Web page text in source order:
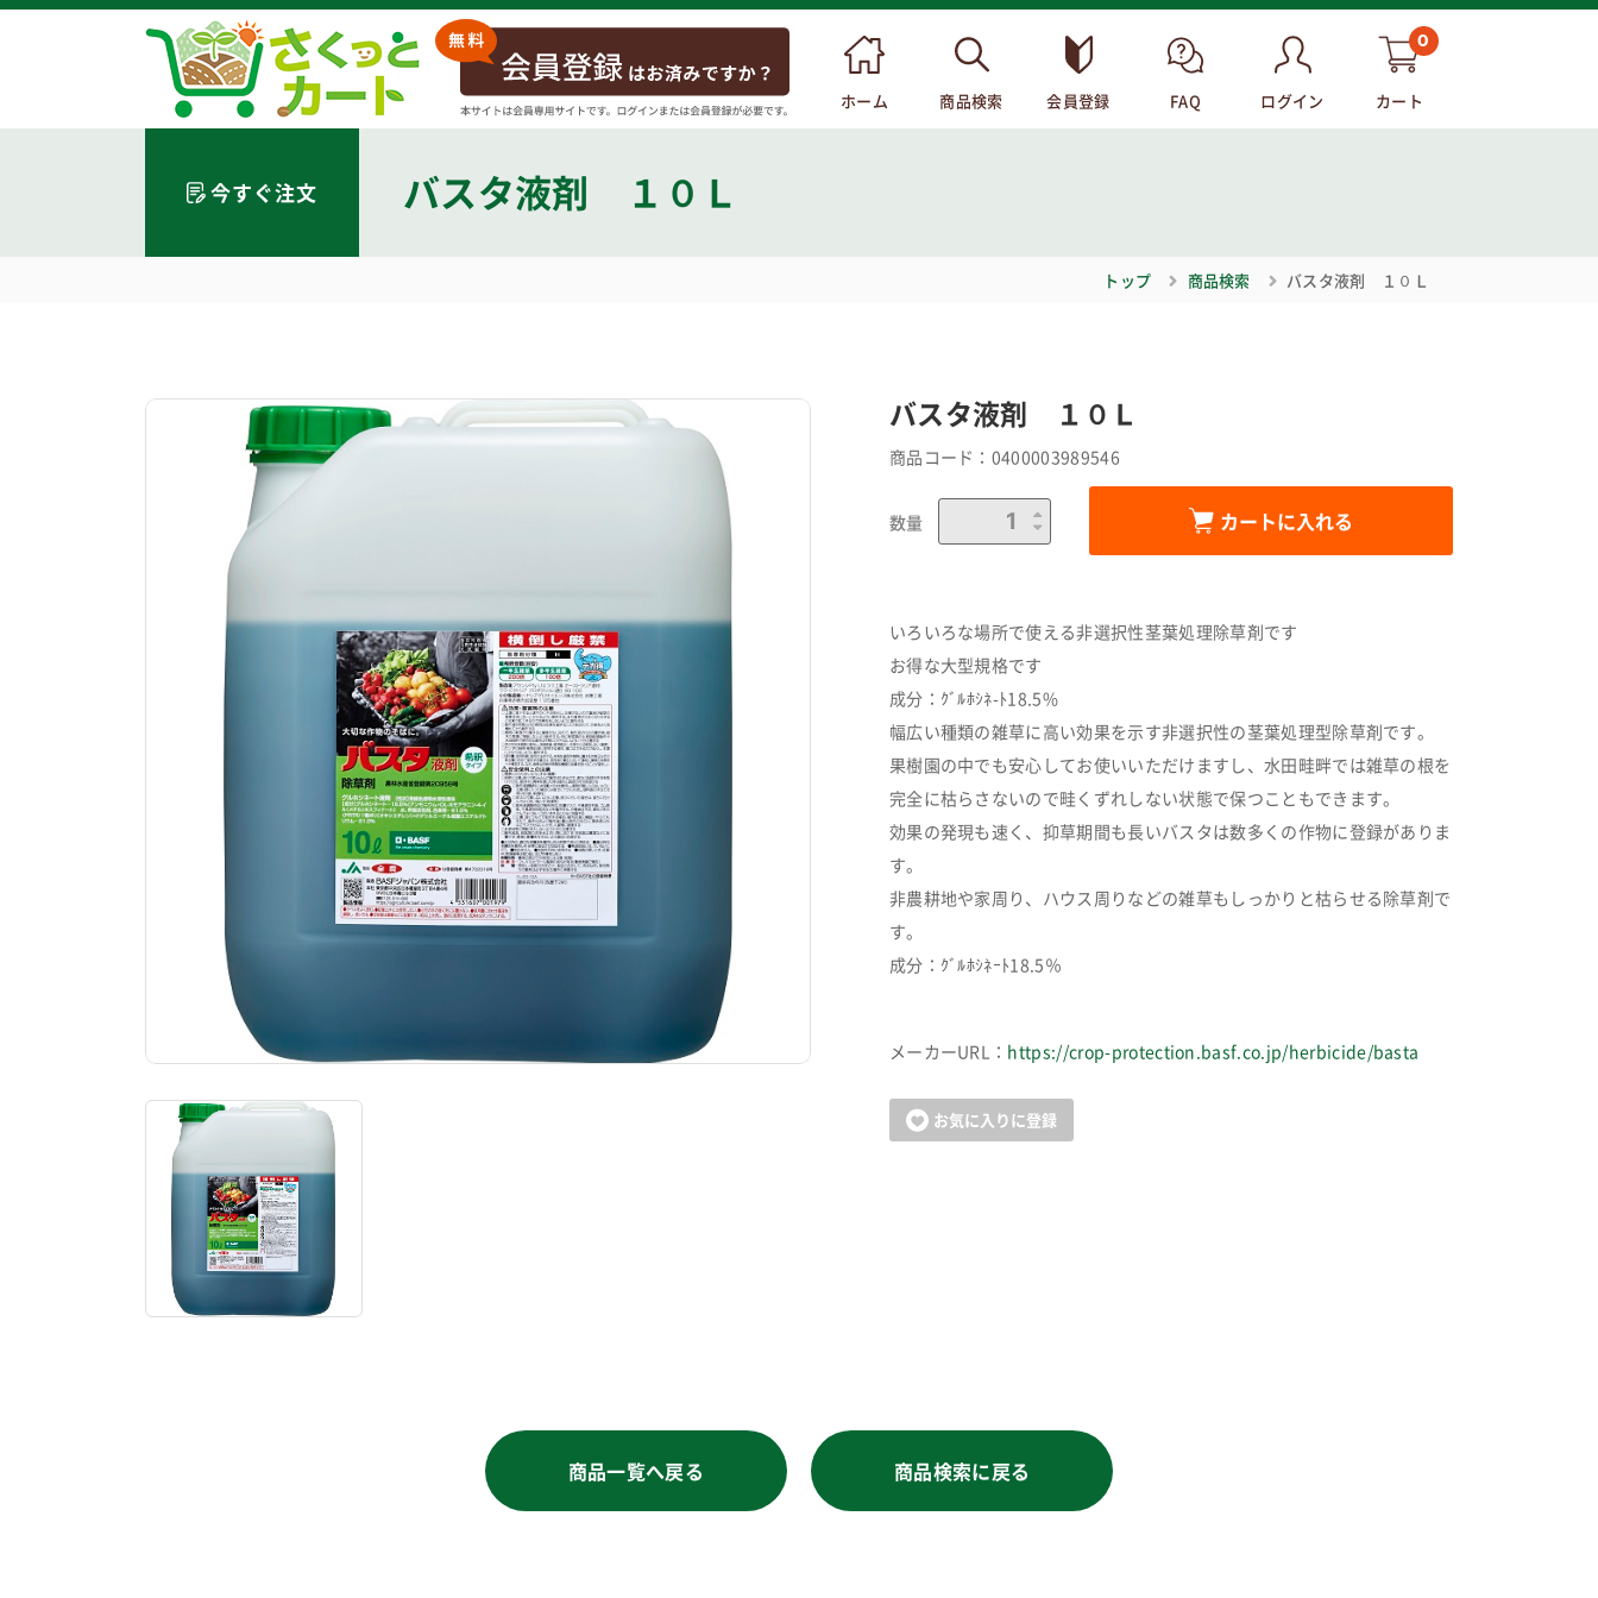
ホーム 商品検索 会員登録 FAQ ログイン
0
カート
今すぐ注文 バスタ液剤 １０Ｌ
トップ 商品検索 バスタ液剤 １０Ｌ
バスタ液剤 １０Ｌ
商品コード： 0400003989546
数量 カートに入れる
カートに追加しました。
お買い物を続ける カートへ進む
いろいろな場所で使える非選択性茎葉処理除草剤です
お得な大型規格です
成分：ｸﾞﾙﾎｼﾈ-ﾄ18.5%
幅広い種類の雑草に高い効果を示す非選択性の茎葉処理型除草剤です。
果樹園の中でも安心してお使いいただけますし、水田畦畔では雑草の根を
完全に枯らさないので畦くずれしない状態で保つこともできます。
効果の発現も速く、抑草期間も長いバスタは数多くの作物に登録がありま
す。
非農耕地や家周り、ハウス周りなどの雑草もしっかりと枯らせる除草剤で
す。
成分：ｸﾞﾙﾎｼﾈｰﾄ18.5％
メーカーURL： https://crop-protection.basf.co.jp/herbicide/basta
お気に入りに登録
商品一覧へ戻る 商品検索に戻る